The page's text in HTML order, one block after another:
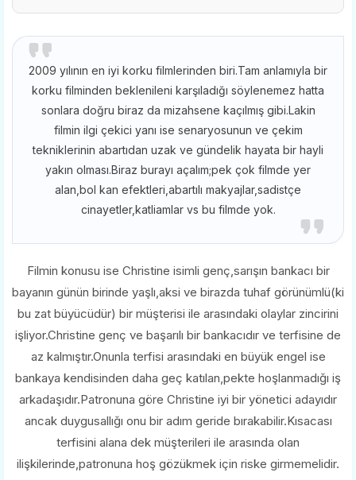
2009 yılının en iyi korku filmlerinden biri.Tam anlamıyla bir
korku filminden beklenileni karşıladığı söylenemez hatta
sonlara doğru biraz da mizahsene kaçılmış gibi.Lakin
filmin ilgi çekici yanı ise senaryosunun ve çekim
tekniklerinin abartıdan uzak ve gündelik hayata bir hayli
yakın olması.Biraz burayı açalım;pek çok filmde yer
alan,bol kan efektleri,abartılı makyajlar,sadistçe
cinayetler,katliamlar vs bu filmde yok.
Filmin konusu ise Christine isimli genç,sarışın bankacı bir
bayanın günün birinde yaşlı,aksi ve birazda tuhaf görünümlü(ki
bu zat büyücüdür) bir müşterisi ile arasındaki olaylar zincirini
işliyor.Christine genç ve başarılı bir bankacıdır ve terfisine de
az kalmıştır.Onunla terfisi arasındaki en büyük engel ise
bankaya kendisinden daha geç katılan,pekte hoşlanmadığı iş
arkadaşıdır.Patronuna göre Christine iyi bir yönetici adayıdır
ancak duygusallığı onu bir adım geride bırakabilir.Kısacası
terfisini alana dek müşterileri ile arasında olan
ilişkilerinde,patronuna hoş gözükmek için riske girmemelidir.